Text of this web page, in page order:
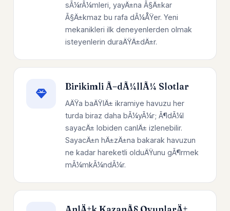
sÃ¼rÃ¼mleri, yayÄ±na Ã§Ä±kar
Ã§Ä±kmaz bu rafa dÃ¼ÅŸer. Yeni
mekanikleri ilk deneyenlerden olmak
isteyenlerin duraÄŸÄ±dÄ±r.
Birikimli Ã–dÃ¼llÃ¼ Slotlar
AÄŸa baÄŸlÄ± ikramiye havuzu her
turda biraz daha bÃ¼yÃ¼r; Ã¶dÃ¼l
sayacÄ± lobiden canlÄ± izlenebilir.
SayacÄ±n hÄ±zÄ±na bakarak havuzun
ne kadar hareketli olduÄŸunu gÃ¶rmek
mÃ¼mkÃ¼ndÃ¼r.